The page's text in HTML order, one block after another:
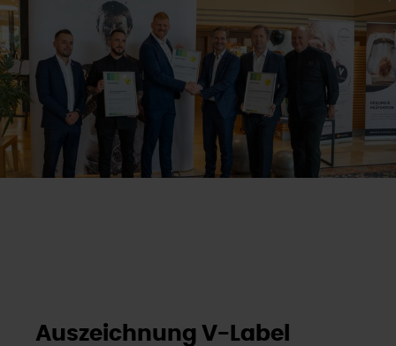
Auszeichnung V-Label